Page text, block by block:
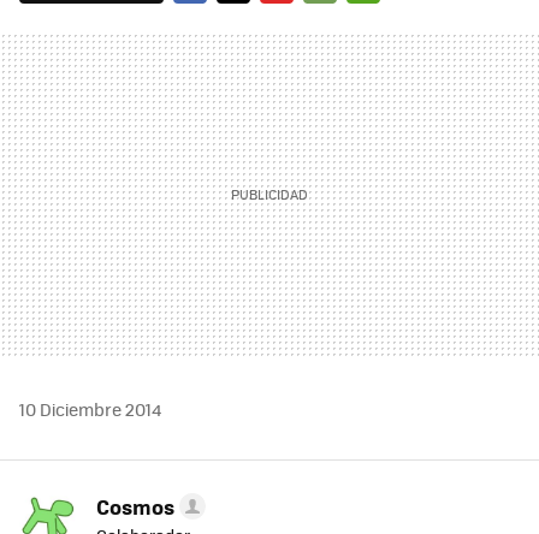
MAIL
10 Diciembre 2014
Cosmos